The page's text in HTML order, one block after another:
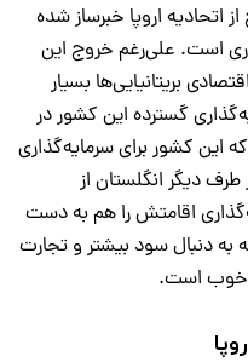
اتحادیه اروپا خبرساز شده
است. علی‌رغم خروج این
بریتانیایی‌ها بسیار
گسترده این کشور در
این کشور برای سرمایه‌گذاری
دیگر انگلستان از
اقامتش را هم به دست
به دنبال سود بیشتر و تجارت
خوب است.